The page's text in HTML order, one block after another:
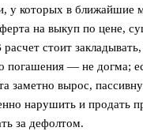
у которых в ближайшие
на выкуп по цене,
стоит
погашения — не догма;
заметно вырос,
нарушить и продать
за дефолтом.